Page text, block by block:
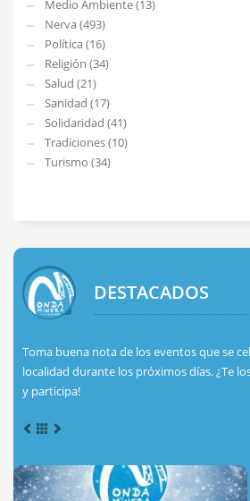
Medio Ambiente (13)
Nerva (493)
Política (16)
Religión (34)
Salud (21)
Sanidad (17)
Solidaridad (41)
Tradiciones (10)
Turismo (34)
DESTACADOS
Toma buena nota de los eventos que se
localidad durante los próximos días. ¿Te
y participa!